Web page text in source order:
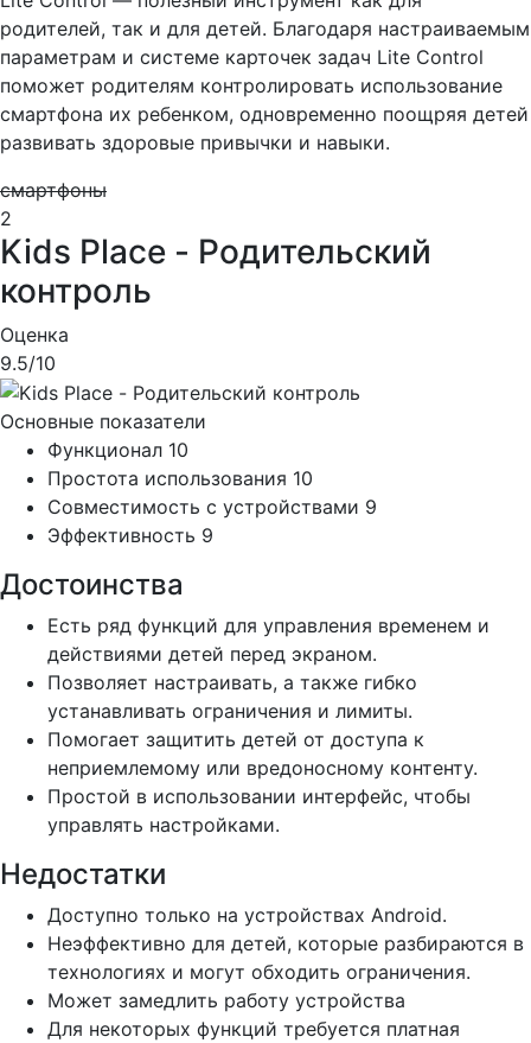
родителей, так и для детей. Благодаря настраиваемым
параметрам и системе карточек задач Lite Control
поможет родителям контролировать использование
смартфона их ребенком, одновременно поощряя детей
развивать здоровые привычки и навыки.
смартфоны
2
Kids Place - Родительский
контроль
Оценка
9.5/10
Основные показатели
Функционал 10
Простота использования 10
Совместимость с устройствами 9
Эффективность 9
Достоинства
Есть ряд функций для управления временем и
действиями детей перед экраном.
Позволяет настраивать, а также гибко
устанавливать ограничения и лимиты.
Помогает защитить детей от доступа к
неприемлемому или вредоносному контенту.
Простой в использовании интерфейс, чтобы
управлять настройками.
Недостатки
Доступно только на устройствах Android.
Неэффективно для детей, которые разбираются в
технологиях и могут обходить ограничения.
Может замедлить работу устройства
Для некоторых функций требуется платная